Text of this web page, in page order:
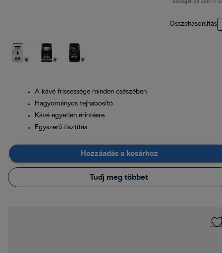
összegét 23 386 Ft
Összehasonlítás
A kávé frissessége minden csészében
Hagyományos tejhabosító
Kávé egyetlen érintésre
Egyszerű tisztítás
Hozzáadás a kosárhoz
Tudj meg többet